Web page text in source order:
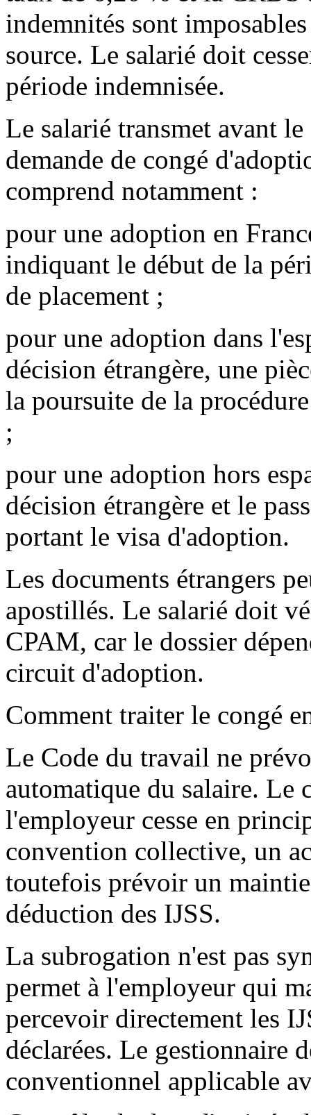
indemnités sont
source. Le salarié doit
période indemnisée.
Le salarié transmet avant
demande de congé
comprend notamment :
pour une adoption en
indiquant le début de la
de placement ;
pour une adoption dans
décision étrangère, une
la poursuite de la
;
pour une adoption hors
décision étrangère et le
portant le visa d'adoption.
Les documents étrangers
apostillés. Le salarié doit
CPAM, car le dossier
circuit d'adoption.
Comment traiter le congé
Le Code du travail ne
automatique du salaire. Le
l'employeur cesse en
convention collective, un
toutefois prévoir un
déduction des IJSS.
La subrogation n'est pas
permet à l'employeur qui
percevoir directement les
déclarées. Le gestionnaire
conventionnel applicable